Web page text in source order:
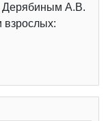
Дерябиным А.В.
взрослых: